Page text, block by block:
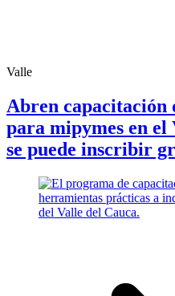
Valle
Abren
para mipymes en el
se puede inscribir